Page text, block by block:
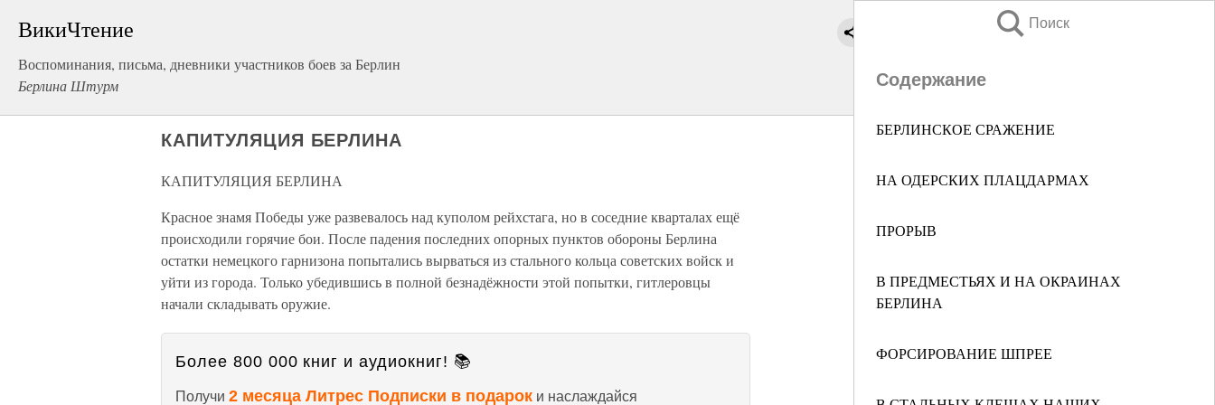
ВикиЧтение
Воспоминания, письма, дневники участников боев за Берлин
Берлина Штурм
Поиск
Содержание
БЕРЛИНСКОЕ СРАЖЕНИЕ
НА ОДЕРСКИХ ПЛАЦДАРМАХ
ПРОРЫВ
В ПРЕДМЕСТЬЯХ И НА ОКРАИНАХ
БЕРЛИНА
ФОРСИРОВАНИЕ ШПРЕЕ
КАПИТУЛЯЦИЯ БЕРЛИНА
КАПИТУЛЯЦИЯ БЕРЛИНА
Красное знамя Победы уже развевалось над куполом рейхстага, но в соседние кварталах ещё
происходили горячие бои. После падения последних опорных пунктов обороны Берлина
остатки немецкого гарнизона попытались вырваться из стального кольца советских войск и
уйти из города. Только убедившись в полной безнадёжности этой попытки, гитлеровцы
начали складывать оружие.
Более 800 000 книг и аудиокниг! 📚
Получи 2 месяца Литрес Подписки в подарок и наслаждайся